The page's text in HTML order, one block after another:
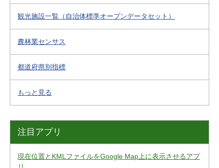
観光施設一覧（自治体標準オープンデータセット）
農林業センサス
都道府県別指標
もっと見る
注目アプリ
現在位置とKMLファイルをGoogle Map上に表示させるアプ